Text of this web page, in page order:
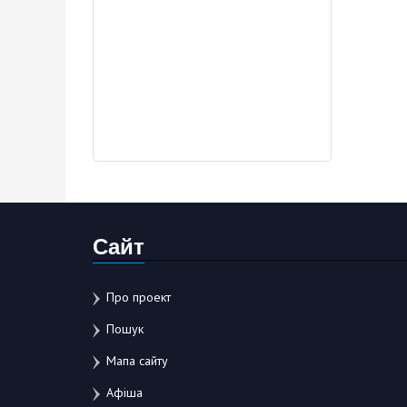
Сайт
Про проект
Пошук
Мапа сайту
Афіша